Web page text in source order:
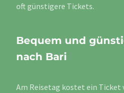
oft günstigere Tickets.
Bequem und
nach Bari
Am Reisetag kostet ein Ticket